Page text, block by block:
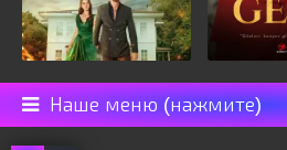
Наше меню (нажмите)